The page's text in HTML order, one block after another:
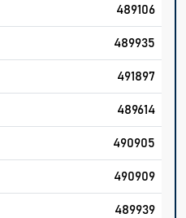
489106
489935
491897
489614
490905
490909
489939